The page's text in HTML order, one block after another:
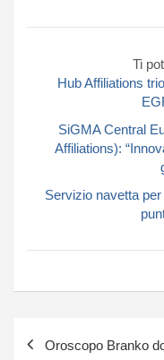
Ti
Hub Affiliations
SiGMA Central
Affiliations):
Servizio navetta
Oroscopo Branko